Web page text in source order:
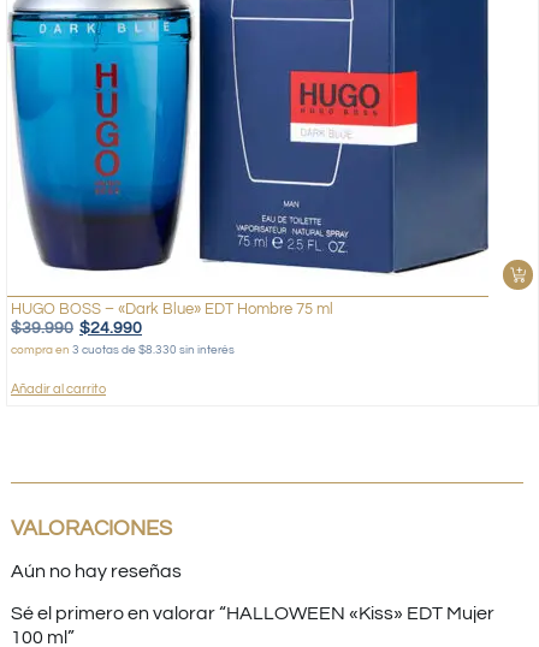
HUGO BOSS – «Dark Blue» EDT Hombre 75 ml
$39.990 $24.990
compra en 3 cuotas de $8.330 sin interés
Añadir al carrito
VALORACIONES
Aún no hay reseñas
Sé el primero en valorar “HALLOWEEN «Kiss» EDT Mujer
100 ml”